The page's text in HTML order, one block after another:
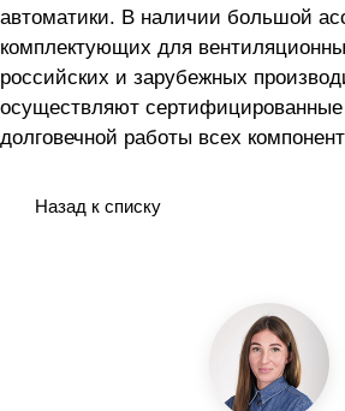
автоматики. В наличии большой
комплектующих для
российских и зарубежных
осуществляют
долговечной работы всех
Назад к списку